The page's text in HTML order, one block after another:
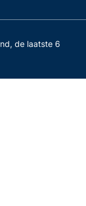
de laatste 6